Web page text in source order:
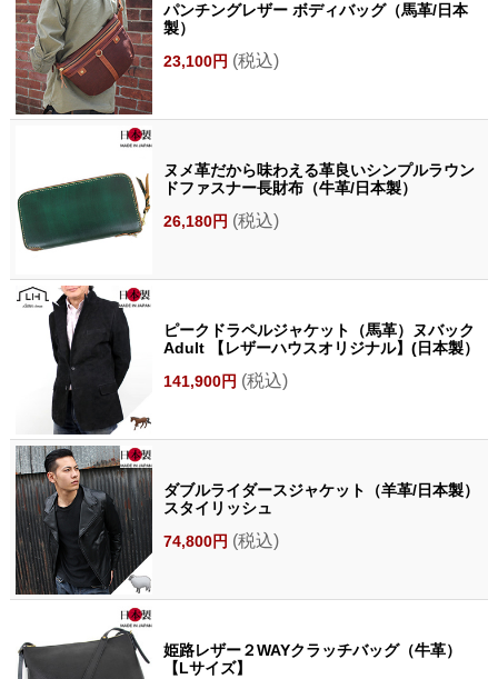
パンチングレザー ボディバッグ（馬革/日本
製）
23,100円 (税込)
ヌメ革だから味わえる革良いシンプルラウン
ドファスナー長財布（牛革/日本製）
26,180円 (税込)
ピークドラペルジャケット（馬革）ヌバック
Adult 【レザーハウスオリジナル】(日本製）
141,900円 (税込)
ダブルライダースジャケット（羊革/日本製）
スタイリッシュ
74,800円 (税込)
姫路レザー２WAYクラッチバッグ（牛革）
【Lサイズ】